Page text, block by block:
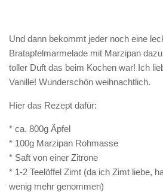
Und dann bekommt jeder noch eine
Bratapfelmarmelade mit Marzipan
toller Duft das beim Kochen war! Ich
Vanille! Wunderschön weihnachtlich.
Hier das Rezept dafür:
* ca. 800g Äpfel
* 100g Marzipan Rohmasse
* Saft von einer Zitrone
* 1-2 Teelöffel Zimt (da ich Zimt liebe,
wenig mehr genommen)